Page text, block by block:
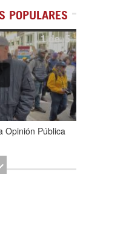
POPULARES
1de5
Opinión Pública